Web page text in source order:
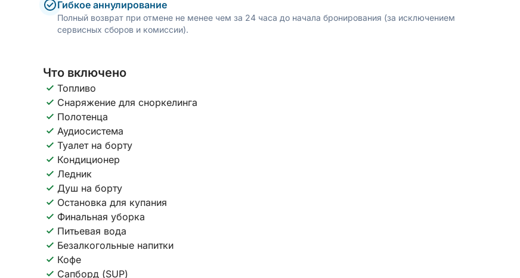
Гибкое аннулирование
Полный возврат при отмене не менее чем за 24 часа до начала бронирования (за исключением
сервисных сборов и комиссии).
Что включено
Топливо
Снаряжение для сноркелинга
Полотенца
Аудиосистема
Туалет на борту
Кондиционер
Ледник
Душ на борту
Остановка для купания
Финальная уборка
Питьевая вода
Безалкогольные напитки
Кофе
Сапборд (SUP)